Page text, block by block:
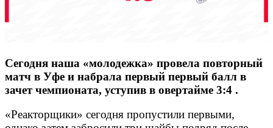
Сегодня наша «молодежка» провела повторный
матч в Уфе и набрала первый первый балл в
зачет чемпионата, уступив в овертайме 3:4 .
«Реакторщики» сегодня пропустили первыми,